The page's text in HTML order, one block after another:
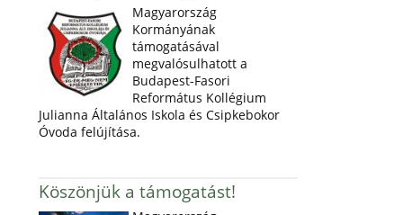
Magyarország
Kormányának
támogatásával
megvalósulhatott a
Budapest-Fasori
Református Kollégium
Julianna Általános Iskola és Csipkebokor
Óvoda felújítása.
Köszönjük a támogatást!